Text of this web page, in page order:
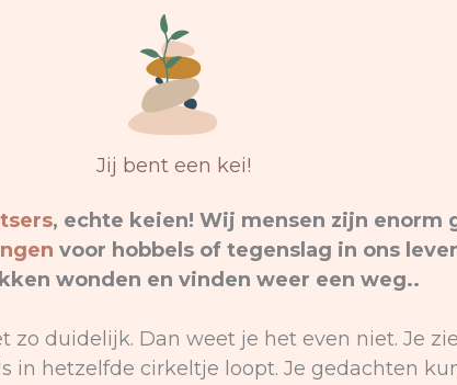
Jij bent een kei!
, echte keien! Wij mensen zijn enorm
voor hobbels of tegenslag in ons
wonden en vinden weer een weg..
zo duidelijk. Dan weet je het even niet. Je
in hetzelfde cirkeltje loopt. Je gedachten